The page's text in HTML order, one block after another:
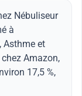
Nébuliseur
à
Asthme et
Amazon,
17,5 %,